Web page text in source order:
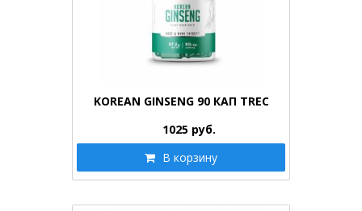
KOREAN GINSENG 90 КАП TREC
1025 руб.
В корзину